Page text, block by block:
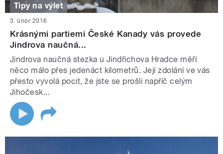
Tipy na výlet
3. únor 2016
Krásnými partiemi České Kanady vás provede
Jindrova naučná...
Jindrova naučná stezka u Jindřichova Hradce měří
něco málo přes jedenáct kilometrů. Její zdolání ve vás
přesto vyvolá pocit, že jste se prošli napříč celým
Jihočesk...